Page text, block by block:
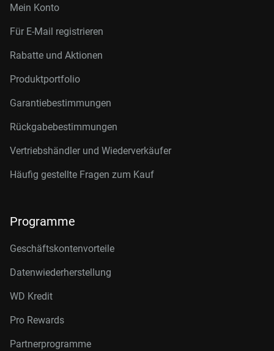
Mein Konto
Für E-Mail registrieren
Rabatte und Aktionen
Produktportfolio
Garantiebestimmungen
Rückgabebestimmungen
Vertriebshändler und Wiederverkäufer
Häufig gestellte Fragen zum Kauf
Programme
Geschäftskontenvorteile
Datenwiederherstellung
WD Kredit
Pro Rewards
Partnerprogramme